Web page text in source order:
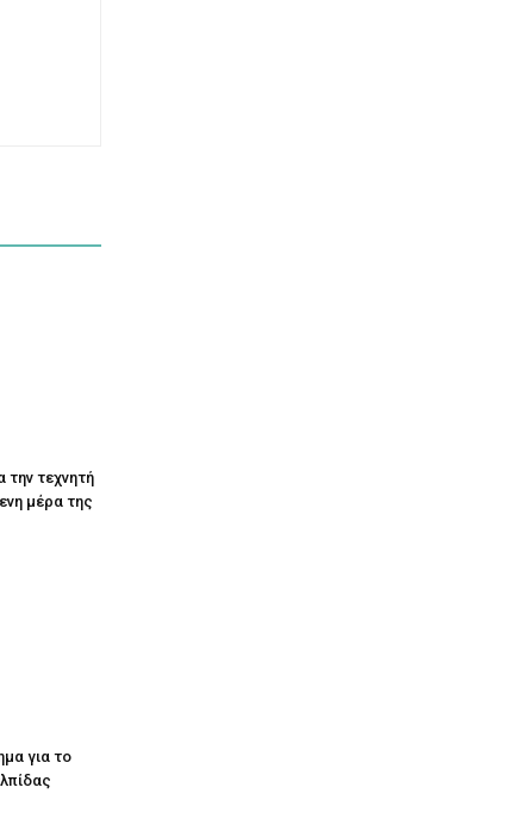
τεχνητή
μέρα της
για το